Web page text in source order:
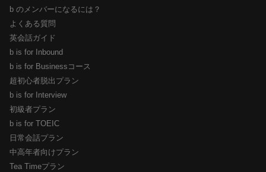
b のメンバーになるには？
よくある質問
英会話ガイド
b is for Inbound
b is for Businessコース
超初心者脱出プラン
b is for Interview
初級者プラン
b is for TOEIC
日常会話プラン
中高年者向けプラン
Tea Timeプラン